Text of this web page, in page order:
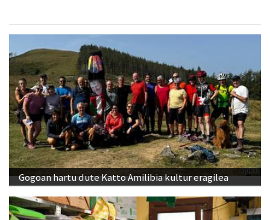
Gogoan hartu dute Katto Amilibia kultur eragilea